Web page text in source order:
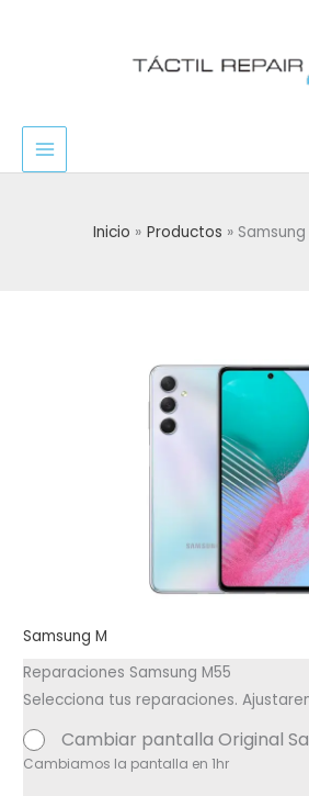
Inicio Productos
Samsung M
Reparaciones Samsung M55
Selecciona tus reparaciones.
Cambiar pantalla Original
Cambiamos la pantalla en 1hr